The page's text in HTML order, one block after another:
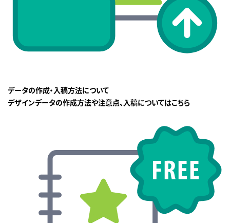
データの作成・入稿方法について
デザインデータの作成方法や注意点、入稿についてはこちら